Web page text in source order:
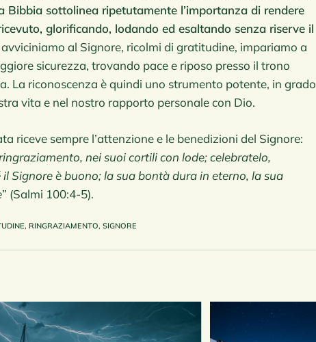
Bibbia sottolinea ripetutamente l’importanza di rendere
glorificando, lodando ed esaltando senza riserve il
al Signore, ricolmi di gratitudine, impariamo a
sicurezza, trovando pace e riposo presso il trono
La riconoscenza è quindi uno strumento potente, in grado
vita e nel nostro rapporto personale con Dio.
riceve sempre l’attenzione e le benedizioni del Signore:
nei suoi cortili con lode; celebratelo,
Signore è buono; la sua bontà dura in eterno, la sua
” (Salmi 100:4-5).
, RINGRAZIAMENTO, SIGNORE